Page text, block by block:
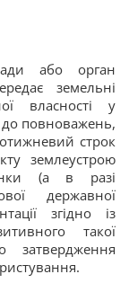
або орган
земельні
власності у
до повноважень,
строк
землеустрою
(а в разі
державної
згідно із
такої
затвердження